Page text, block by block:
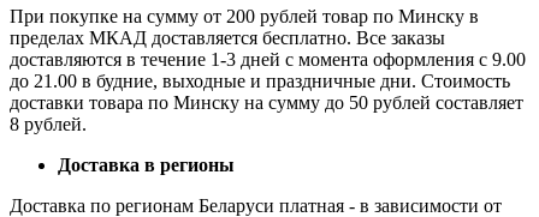
При покупке на сумму от 200 рублей товар по Минску в
пределах МКАД доставляется бесплатно. Все заказы
доставляются в течение 1-3 дней с момента оформления с 9.00
до 21.00 в будние, выходные и праздничные дни. Стоимость
доставки товара по Минску на сумму до 50 рублей составляет
8 рублей.
Доставка в регионы
Доставка по регионам Беларуси платная - в зависимости от